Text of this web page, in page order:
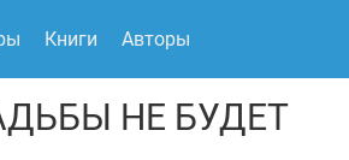
Книги Авторы
НЕ БУДЕТ